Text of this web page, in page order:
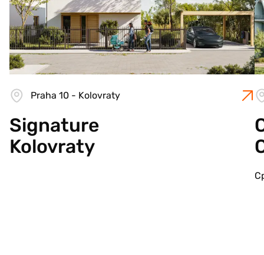
Praha 10 - Kolovraty
Signature
Kolovraty